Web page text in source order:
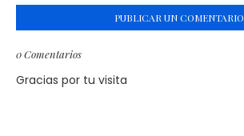
PUBLICAR UN COMENTARIO
0 Comentarios
Gracias por tu visita